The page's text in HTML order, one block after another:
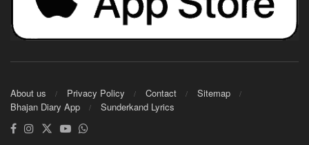
About us Privacy Policy Contact
Sitemap
Bhajan Diary App
Sunderkand Lyrics